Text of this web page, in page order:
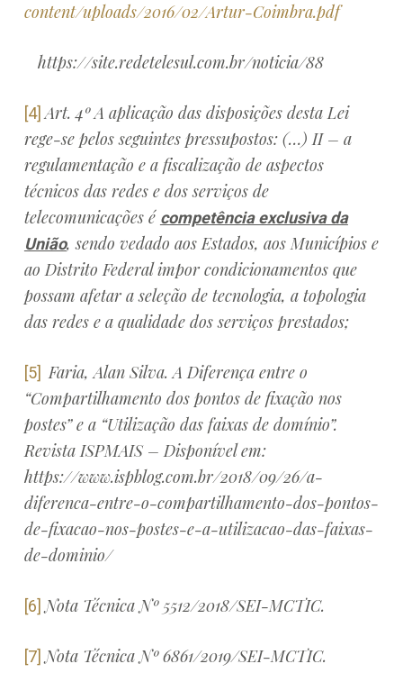
content/uploads/2016/02/Artur-Coimbra.pdf
https://site.redetelesul.com.br/noticia/88
[4] Art. 4º A aplicação das disposições desta Lei
rege-se pelos seguintes pressupostos: (…) II – a
regulamentação e a fiscalização de aspectos
técnicos das redes e dos serviços de
telecomunicações é competência exclusiva da
União, sendo vedado aos Estados, aos Municípios e
ao Distrito Federal impor condicionamentos que
possam afetar a seleção de tecnologia, a topologia
das redes e a qualidade dos serviços prestados;
[5] Faria, Alan Silva. A Diferença entre o
“Compartilhamento dos pontos de fixação nos
postes” e a “Utilização das faixas de domínio”.
Revista ISPMAIS – Disponível em:
https://www.ispblog.com.br/2018/09/26/a-
diferenca-entre-o-compartilhamento-dos-pontos-
de-fixacao-nos-postes-e-a-utilizacao-das-faixas-
de-dominio/
[6] Nota Técnica Nº 5512/2018/SEI-MCTIC.
[7] Nota Técnica Nº 6861/2019/SEI-MCTIC.